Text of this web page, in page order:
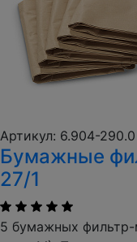
Артикул: 6.904-290.0
Бумажные
27/1
5 бумажных фильтр-